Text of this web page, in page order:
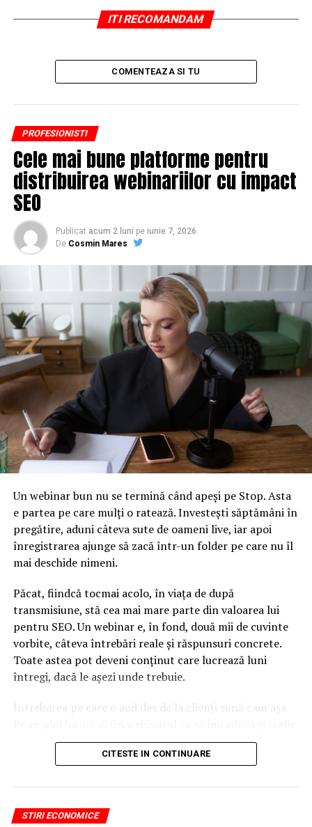
1,15 mil. euro pentru extragerea Loto de duminică.
Report de 4,3 mil. euro la Jocker
ITI RECOMANDAM
COMENTEAZA SI TU
PROFESIONISTI
Cele mai bune platforme pentru
distribuirea webinariilor cu impact
SEO
Publicat acum 2 luni pe iunie 7, 2026
De Cosmin Mares
Un webinar bun nu se termină când apeși pe Stop. Asta
e partea pe care mulți o ratează. Investești săptămâni în
pregătire, aduni câteva sute de oameni live, iar apoi
înregistrarea ajunge să zacă într-un folder pe care nu îl
mai deschide nimeni.
Păcat, fiindcă tocmai acolo, în viața de după
transmisiune, stă cea mai mare parte din valoarea lui
pentru SEO. Un webinar e, în fond, două mii de cuvinte
vorbite, câteva întrebări reale și răspunsuri concrete.
Toate astea pot deveni conținut care lucrează luni
întregi, dacă le așezi unde trebuie.
Întrebarea pe care o aud des de la clienți sună cam așa.
din Google, nu doar lead-uri pe moment? Răspunsul
scurt e că platforma contează, dar nu în felul în care
Nu cel mai tare software câștigă, ci acela care îți lasă
conținutul liber, indexabil și ușor de reutilizat. Hai să o
CITESTE IN CONTINUARE
STIRI ECONOMICE